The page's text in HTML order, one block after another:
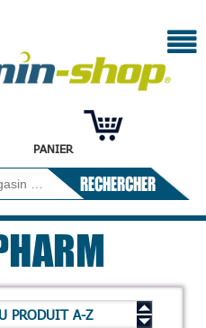
PANIER
RECHERCHER
PRODUIT A-Z